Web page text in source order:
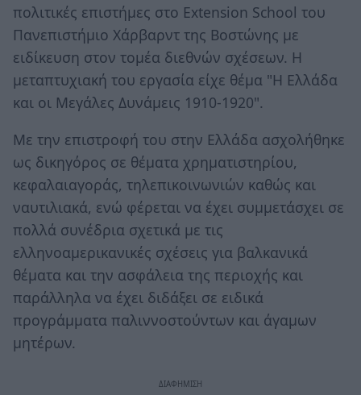
πολιτικές επιστήμες στο Extension School του
Πανεπιστήμιο Χάρβαρντ της Βοστώνης με
ειδίκευση στον τομέα διεθνών σχέσεων. Η
μεταπτυχιακή του εργασία είχε θέμα "Η Ελλάδα
και οι Μεγάλες Δυνάμεις 1910-1920".
Με την επιστροφή του στην Ελλάδα ασχολήθηκε
ως δικηγόρος σε θέματα χρηματιστηρίου,
κεφαλαιαγοράς, τηλεπικοινωνιών καθώς και
ναυτιλιακά, ενώ φέρεται να έχει συμμετάσχει σε
πολλά συνέδρια σχετικά με τις
ελληνοαμερικανικές σχέσεις για βαλκανικά
θέματα και την ασφάλεια της περιοχής και
παράλληλα να έχει διδάξει σε ειδικά
προγράμματα παλιννοστούντων και άγαμων
μητέρων.